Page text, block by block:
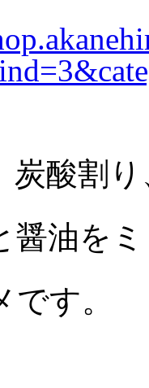
炭酸割
醤油を
す。